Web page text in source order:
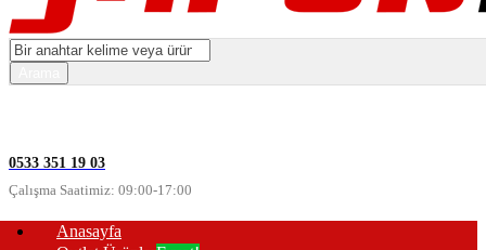
0533 351 19 03
Çalışma Saatimiz: 09:00-17:00
Anasayfa